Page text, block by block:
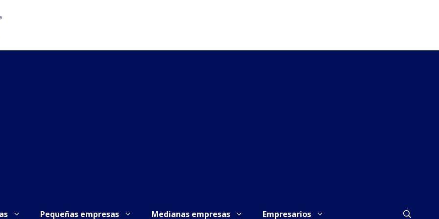
Pequeñas empresas Medianas empresas Empresarios